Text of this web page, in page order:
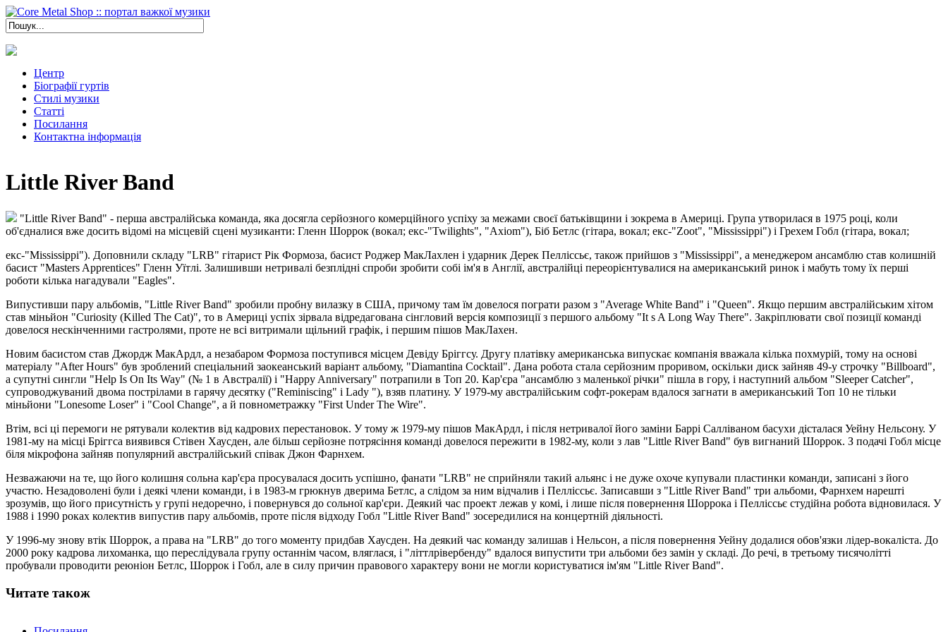
Центр
Біографії гуртів
Стилі музики
Статті
Посилання
Контактна інформація
Little River Band
"Little River Band" - перша австралійська команда, яка досягла серйозного комерційного успіху за межами своєї батьківщини і зокрема в Америці. Група утворилася в 1975 році, коли
об'єдналися вже досить відомі на місцевій сцені музиканти: Гленн Шоррок (вокал; екс-"Twilights", "Axiom"), Біб Бетлс (гітара, вокал; екс-"Zoot", "Mississippi") і Грехем Гобл (гітара, вокал;
екс-"Mississippi"). Доповнили складу "LRB" гітарист Рік Формоза, басист Роджер МакЛахлен і ударник Дерек Пелліссьє, також прийшов з "Mississippi", а менеджером ансамблю став колишній
басист "Masters Apprentices" Гленн Уїтлі. Залишивши нетривалі безплідні спроби зробити собі ім'я в Англії, австралійці переорієнтувалися на американський ринок і мабуть тому їх перші
роботи кілька нагадували "Eagles".
Випустивши пару альбомів, "Little River Band" зробили пробну вилазку в США, причому там їм довелося пограти разом з "Average White Band" і "Queen". Якщо першим австралійським хітом
став міньйон "Curiosity (Killed The Cat)", то в Америці успіх зірвала відредагована сінгловий версія композиції з першого альбому "It s A Long Way There". Закріплювати свої позиції команді
довелося нескінченними гастролями, проте не всі витримали щільний графік, і першим пішов МакЛахен.
Новим басистом став Джордж МакАрдл, а незабаром Формоза поступився місцем Девіду Бріггсу. Другу платівку американська випускає компанія вважала кілька похмурій, тому на основі
матеріалу "After Hours" був зроблений спеціальний заокеанський варіант альбому, "Diamantina Cocktail". Дана робота стала серйозним проривом, оскільки диск зайняв 49-у строчку "Billboard",
а супутні сингли "Help Is On Its Way" (№ 1 в Австралії) і "Happy Anniversary" потрапили в Топ 20. Кар'єра "ансамблю з маленької річки" пішла в гору, і наступний альбом "Sleeper Catcher",
супроводжуваний двома пострілами в гарячу десятку ("Reminiscing" і Lady "), взяв платину. У 1979-му австралійським софт-рокерам вдалося загнати в американський Топ 10 не тільки
міньйони "Lonesome Loser" і "Cool Change", а й повнометражку "First Under The Wire".
Втім, всі ці перемоги не рятували колектив від кадрових перестановок. У тому ж 1979-му пішов МакАрдл, і після нетривалої його заміни Баррі Салліваном басухи дісталася Уейну Нельсону. У
1981-му на місці Бріггса виявився Стівен Хаусден, але більш серйозне потрясіння команді довелося пережити в 1982-му, коли з лав "Little River Band" був вигнаний Шоррок. З подачі Гобл місце
біля мікрофона зайняв популярний австралійський співак Джон Фарнхем.
Незважаючи на те, що його колишня сольна кар'єра просувалася досить успішно, фанати "LRB" не сприйняли такий альянс і не дуже охоче купували пластинки команди, записані з його
участю. Незадоволені були і деякі члени команди, і в 1983-м грюкнув дверима Бетлс, а слідом за ним відчалив і Пелліссьє. Записавши з "Little River Band" три альбоми, Фарнхем нарешті
зрозумів, що його присутність у групі недоречно, і повернувся до сольної кар'єри. Деякий час проект лежав у комі, і лише після повернення Шоррока і Пелліссьє студійна робота відновилася. У
1988 і 1990 роках колектив випустив пару альбомів, проте після відходу Гобл "Little River Band" зосередилися на концертній діяльності.
У 1996-му знову втік Шоррок, а права на "LRB" до того моменту придбав Хаусден. На деякий час команду залишав і Нельсон, а після повернення Уейну додалися обов'язки лідер-вокаліста. До
2000 року кадрова лихоманка, що переслідувала групу останнім часом, вляглася, і "літтлрівербенду" вдалося випустити три альбоми без замін у складі. До речі, в третьому тисячолітті
пробували проводити реюніон Бетлс, Шоррок і Гобл, але в силу причин правового характеру вони не могли користуватися ім'ям "Little River Band".
Читате також